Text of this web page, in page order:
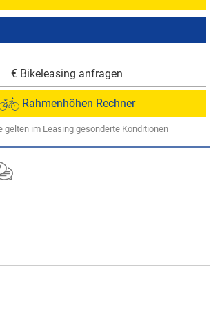
€ Bikeleasing anfragen
Rahmenhöhen Rechner
gelten im Leasing gesonderte Konditionen